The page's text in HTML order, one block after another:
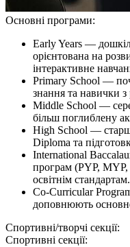
Основні програми:
Early Years —
орієнтована на
інтерактивне
Primary School —
знання та навички
Middle School —
більш поглиблену
High School —
Diploma та
International
програм (PYP,
освітнім стандартам.
Co-Curricular
доповнюють
Спортивні/творчі секції:
Спортивні секції: